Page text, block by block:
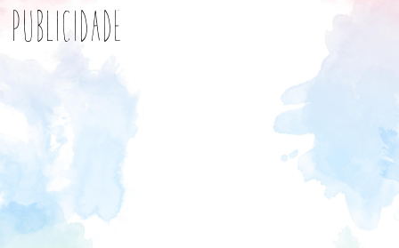
Publicidade